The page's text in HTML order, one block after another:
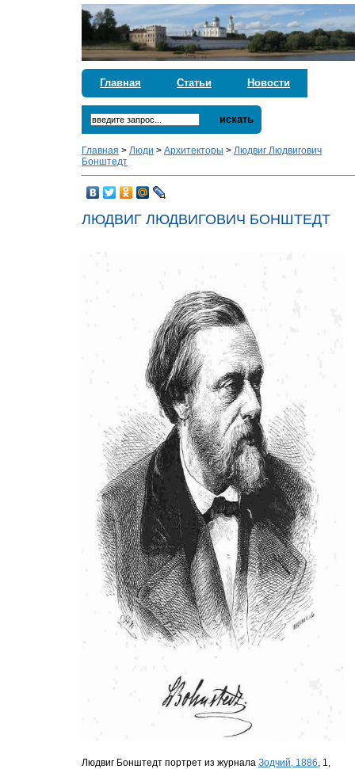
Главная Статьи Новости
искать
Главная >Люди >Архитекторы >Людвиг Людвигович
Бонштедт
ЛЮДВИГ ЛЮДВИГОВИЧ БОНШТЕДТ
Людвиг Бонштедт портрет из журналаЗодчий, 1886, 1,